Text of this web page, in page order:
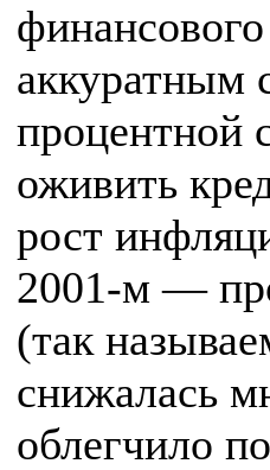
аккуратным
процентной
оживить
рост
2001-м —
(так
снижалась
облегчило